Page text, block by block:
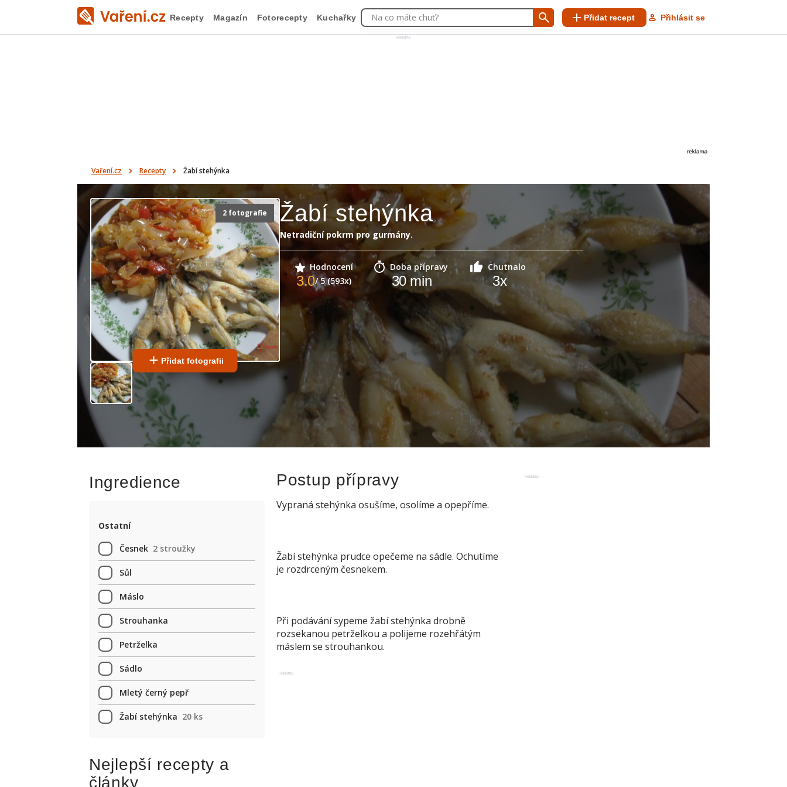
Reklama
Recepty Magazín Fotorecepty Kuchařky Na co máte chuť? Přidat recept Přihlásit se
Vaření.cz Recepty Žabí stehýnka
2 fotografie
Přidat fotografii
Žabí stehýnka
Netradiční pokrm pro gurmány.
Hodnocení
3.0/ 5 (593x)
Doba přípravy
30min
Chutnalo
3x
Reklama
Ingredience
Ostatní
Česnek 2 stroužky
Sůl
Máslo
Strouhanka
Petrželka
Sádlo
Mletý černý pepř
Žabí stehýnka 20 ks
Nejlepší recepty a
články
Postup přípravy
Vypraná stehýnka osušíme, osolíme a opepříme.
Žabí stehýnka prudce opečeme na sádle. Ochutíme
je rozdrceným česnekem.
Při podávání sypeme žabí stehýnka drobně
rozsekanou petrželkou a polijeme rozehřátým
máslem se strouhankou.
Reklama